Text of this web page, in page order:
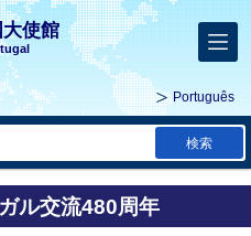
使館
Português
検索
ル交流480周年